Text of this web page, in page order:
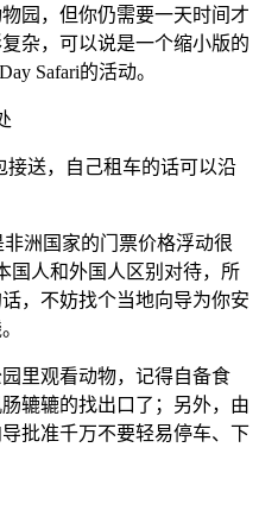
园，但你仍需要一天时间才
杂，可以说是一个缩小版的
Safari的活动。
接送，自己租车的话可以沿
洲国家的门票价格浮动很
国人和外国人区别对待，所
，不妨找个当地向导为你安
里观看动物，记得自备食
辘辘的找出口了；另外，由
批准千万不要轻易停车、下